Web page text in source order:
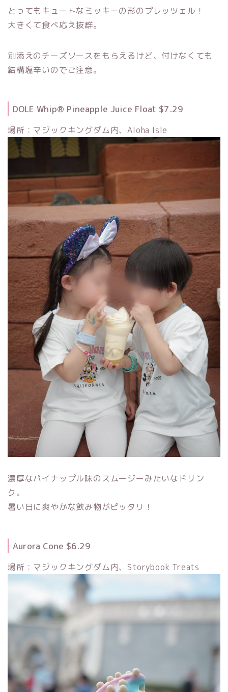
とってもキュートなミッキーの形のプレッツェル！
大きくて食べ応え抜群。
別添えのチーズソースをもらえるけど、付けなくても
結構塩辛いのでご注意。
DOLE Whip® Pineapple Juice Float $7.29
場所：マジックキングダム内、Aloha Isle
濃厚なパイナップル味のスムージーみたいなドリン
ク。
暑い日に爽やかな飲み物がピッタリ！
Aurora Cone $6.29
場所：マジックキングダム内、Storybook Treats